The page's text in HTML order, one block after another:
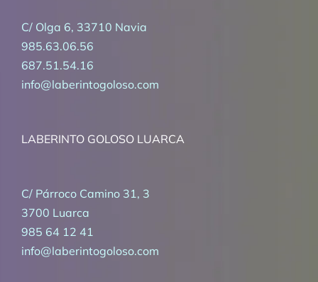
C/ Olga 6, 33710 Navia
985.63.06.56
687.51.54.16
info@laberintogoloso.com
LABERINTO GOLOSO LUARCA
C/ Párroco Camino 31, 3
3700 Luarca
985 64 12 41
info@laberintogoloso.com